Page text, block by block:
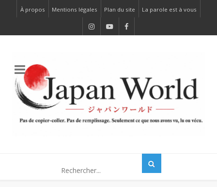
À propos Mentions légales Plan du site La parole est à vous